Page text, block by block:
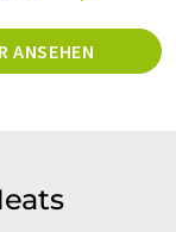
ANSEHEN